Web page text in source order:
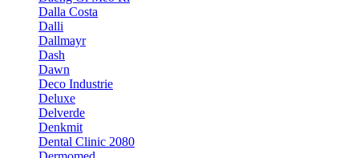
Dalla Costa
Dalli
Dallmayr
Dash
Dawn
Deco Industrie
Deluxe
Delverde
Denkmit
Dental Clinic 2080